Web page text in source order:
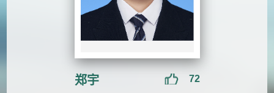
郑宇 72